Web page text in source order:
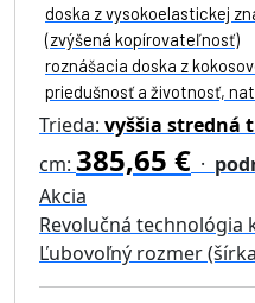
doska z vysokoelastickej
(zvýšená kopírovateľnosť)
roznášacia doska z
priedušnosť a životnosť,
Trieda: vyššia stredná
cm: 385,65 € ·
Akcia
Revolučná technológia
Ľubovoľný rozmer